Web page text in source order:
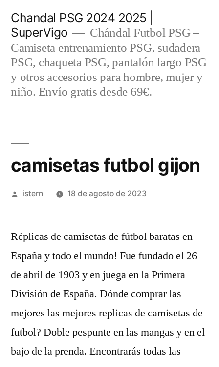
contenido
Chandal PSG 2024 2025 |
SuperVigo
Chándal Futbol PSG –
Camiseta entrenamiento PSG, sudadera
PSG, chaqueta PSG, pantalón largo PSG
y otros accesorios para hombre, mujer y
niño. Envío gratis desde 69€.
camisetas futbol gijon
Publicado
istern 18 de agosto de 2023
Réplicas de camisetas de fútbol baratas en
España y todo el mundo! Fue fundado el 26
de abril de 1903 y en juega en la Primera
División de España. Dónde comprar las
mejores las mejores replicas de camisetas de
futbol? Doble pespunte en las mangas y en el
bajo de la prenda. Encontrarás todas las